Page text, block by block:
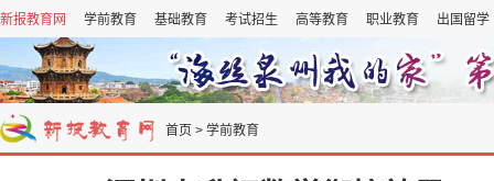
新报教育网 学前教育 基础教育 考试招生 高等教育 职业教育 出国留学
首页 > 学前教育